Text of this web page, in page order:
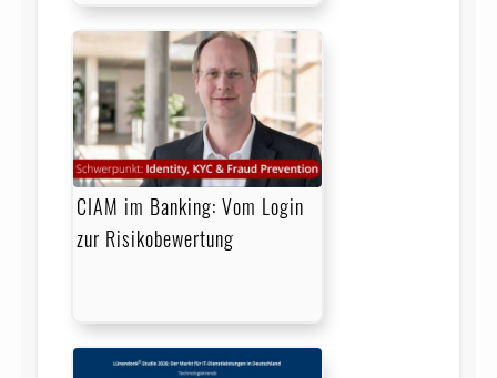
CIAM im Banking: Vom Login
zur Risikobewertung